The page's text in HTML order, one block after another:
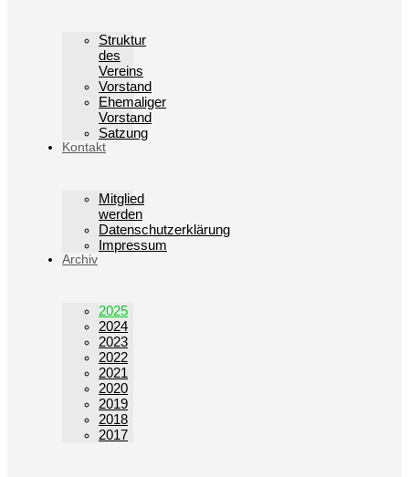
Struktur
des
Vereins
Vorstand
Ehemaliger
Vorstand
Satzung
Kontakt
Mitglied
werden
Datenschutzerklärung
Impressum
Archiv
2025
2024
2023
2022
2021
2020
2019
2018
2017